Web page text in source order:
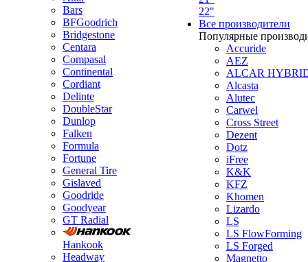
Bars
BFGoodrich
Bridgestone
Centara
Compasal
Continental
Cordiant
Delinte
DoubleStar
Dunlop
Falken
Formula
Fortune
General Tire
Gislaved
Goodride
Goodyear
GT Radial
Hankook
Headway
22"
Все производители
Популярные
Accuride
AEZ
ALCAR
Alcasta
Alutec
Carwel
Cross Street
Dezent
Dotz
iFree
K&K
KFZ
Khomen
Lizardo
LS
LS FlowForming
LS Forged
Magnetto